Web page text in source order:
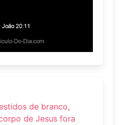
de branco,
de Jesus fora